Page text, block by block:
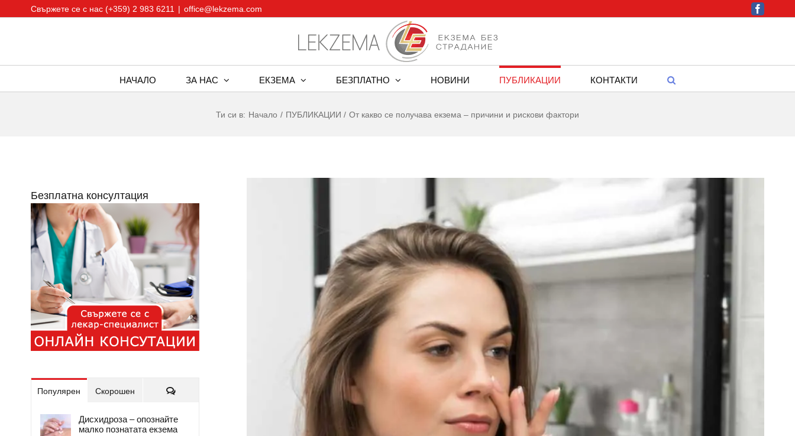
to
Свържете се с нас (+359) 2 983 6211 | office@lekzema.com Facebook
НАЧАЛО ЗА НАС ЕКЗЕМА БЕЗПЛАТНО НОВИНИ ПУБЛИКАЦИИ КОНТАКТИ
Ти си в: Начало ПУБЛИКАЦИИ От какво се получава екзема – причини и рискови фактори
Безплатна консултация
Популярен Скорошен Коментари
Дисхидроза – опознайте
малко познатата екзема